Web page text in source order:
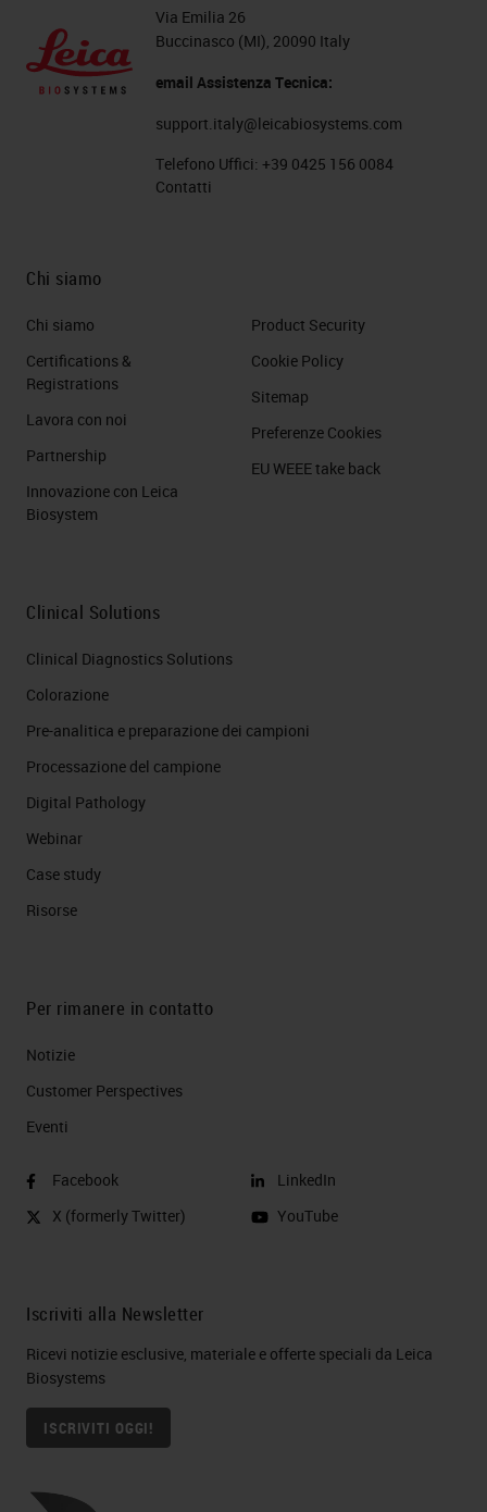
Via Emilia 26
Buccinasco (MI), 20090 Italy
email Assistenza Tecnica:
support.italy@leicabiosystems.com
Telefono Uffici: +39 0425 156 0084
Contatti
Chi siamo
Chi siamo
Certifications &
Registrations
Lavora con noi
Partnership
Innovazione con Leica
Biosystem
Product Security
Cookie Policy
Sitemap
Preferenze Cookies
EU WEEE take back
Clinical Solutions
Clinical Diagnostics Solutions
Colorazione
Pre-analitica e preparazione dei campioni
Processazione del campione
Digital Pathology
Webinar
Case study
Risorse
Per rimanere in contatto
Notizie
Customer Perspectives​
Eventi
Facebook
X (formerly Twitter)
LinkedIn
YouTube
Iscriviti alla Newsletter
Ricevi notizie esclusive, materiale e offerte speciali da Leica
Biosystems
ISCRIVITI OGGI!